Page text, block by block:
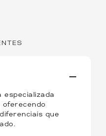
oferecendo
que